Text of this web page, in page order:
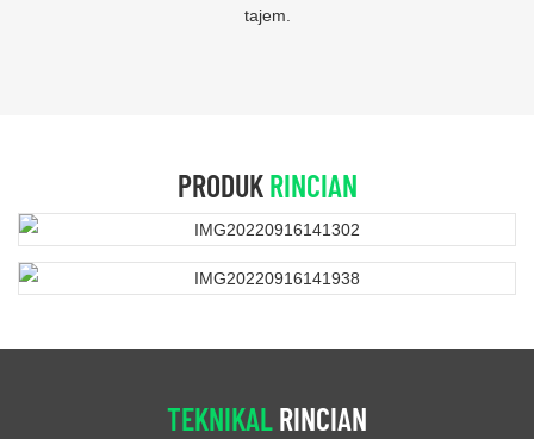
tajem.
PRODUKRINCIAN
TEKNIKALRINCIAN